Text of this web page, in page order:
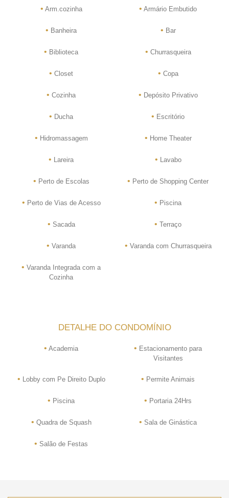
• Arm.cozinha • Armário Embutido
• Banheira • Bar
• Biblioteca • Churrasqueira
• Closet • Copa
• Cozinha • Depósito Privativo
• Ducha • Escritório
• Hidromassagem • Home Theater
• Lareira • Lavabo
• Perto de Escolas • Perto de Shopping Center
• Perto de Vias de Acesso • Piscina
• Sacada • Terraço
• Varanda • Varanda com Churrasqueira
• Varanda Integrada com a
Cozinha
DETALHE DO CONDOMÍNIO
• Academia • Estacionamento para
Visitantes
• Lobby com Pe Direito Duplo • Permite Animais
• Piscina • Portaria 24Hrs
• Quadra de Squash • Sala de Ginástica
• Salão de Festas